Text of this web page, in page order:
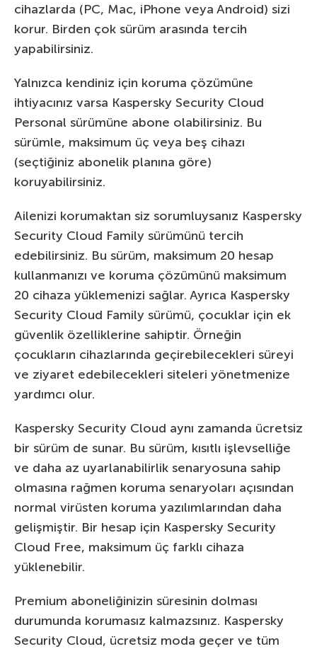
cihazlarda (PC, Mac, iPhone veya Android) sizi
korur. Birden çok sürüm arasında tercih
yapabilirsiniz.
Yalnızca kendiniz için koruma çözümüne
ihtiyacınız varsa Kaspersky Security Cloud
Personal sürümüne abone olabilirsiniz. Bu
sürümle, maksimum üç veya beş cihazı
(seçtiğiniz abonelik planına göre)
koruyabilirsiniz.
Ailenizi korumaktan siz sorumluysanız Kaspersky
Security Cloud Family sürümünü tercih
edebilirsiniz. Bu sürüm, maksimum 20 hesap
kullanmanızı ve koruma çözümünü maksimum
20 cihaza yüklemenizi sağlar. Ayrıca Kaspersky
Security Cloud Family sürümü, çocuklar için ek
güvenlik özelliklerine sahiptir. Örneğin
çocukların cihazlarında geçirebilecekleri süreyi
ve ziyaret edebilecekleri siteleri yönetmenize
yardımcı olur.
Kaspersky Security Cloud aynı zamanda ücretsiz
bir sürüm de sunar. Bu sürüm, kısıtlı işlevselliğe
ve daha az uyarlanabilirlik senaryosuna sahip
olmasına rağmen koruma senaryoları açısından
normal virüsten koruma yazılımlarından daha
gelişmiştir. Bir hesap için Kaspersky Security
Cloud Free, maksimum üç farklı cihaza
yüklenebilir.
Premium aboneliğinizin süresinin dolması
durumunda korumasız kalmazsınız. Kaspersky
Security Cloud, ücretsiz moda geçer ve tüm